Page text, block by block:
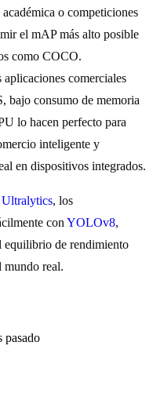
o competiciones
el mAP más alto posible
como COCO.
aplicaciones comerciales
bajo consumo de memoria
lo hacen perfecto para
inteligente y
en dispositivos integrados.
Ultralytics, los
con YOLOv8,
de rendimiento
mundo real.
pasado